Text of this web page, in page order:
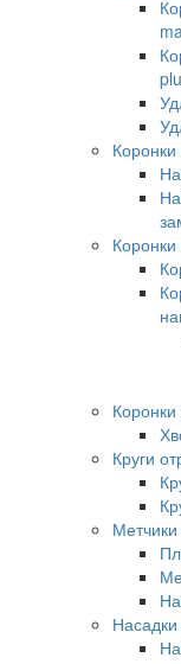
Круги